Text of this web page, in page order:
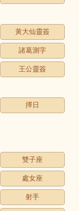
黃大仙靈簽
諸葛測字
王公靈簽
擇日
雙子座
處女座
射手